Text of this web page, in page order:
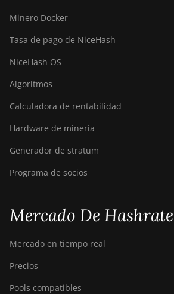
Minero Docker
Tasa de pago de NiceHash
NiceHash OS
Algoritmos
Calculadora de rentabilidad
Hardware de minería
Generador de stratum
Programa de socios
Mercado De Hashrate
Mercado en tiempo real
Precios
Pools compatibles